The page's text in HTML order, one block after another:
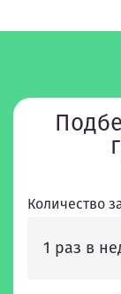
Количество
1 раз в